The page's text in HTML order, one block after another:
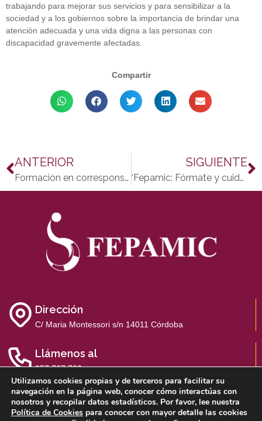
trabajando para mejorar sus servicios y para sensibilizar a la
sociedad y a los gobiernos sobre la importancia de brindar una
atención adecuada y una vida digna a las personas con
discapacidad gravemente afectadas.
Compartir
ANTERIOR
Formación en corresponsabilidad y cuidados con el horizonte de generar un ambiente laboral inclusivo
SIGUIENTE
‘Fepamic: Fórmate y cuida’, una experiencia dual con vistas a la inserción laboral
Dirección
C/ Maria Montessori s/n 14011 Córdoba
Llámenos al
957 767 700
Utilizamos cookies propias y de terceros para facilitar su
navegación en la página web, conocer cómo interactúas con
nosotros y recopilar datos estadísticos. Por favor, lee nuestra
Política de Cookies para conocer con mayor detalle las cookies